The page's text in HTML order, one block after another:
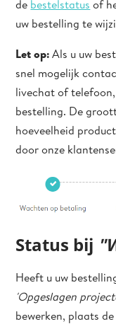
de bestelstatus of
uw bestelling te
Let op:Als u uw
snel mogelijk
livechat of
bestelling. De
hoeveelheid
door onze
Status bij
Heeft u uw
'Opgeslagen
bewerken, plaats